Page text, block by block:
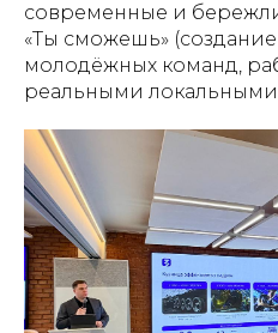
современные и
«Ты сможешь»
молодёжных команд,
реальными локальными